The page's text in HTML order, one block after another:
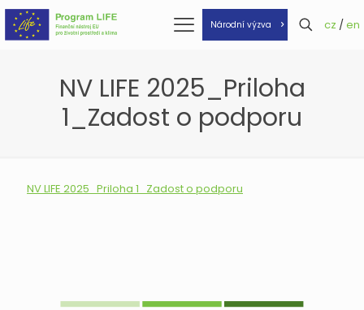
Národní výzva cz / en
NV LIFE 2025_Priloha
1_Zadost o podporu
NV LIFE 2025_Priloha 1_Zadost o podporu